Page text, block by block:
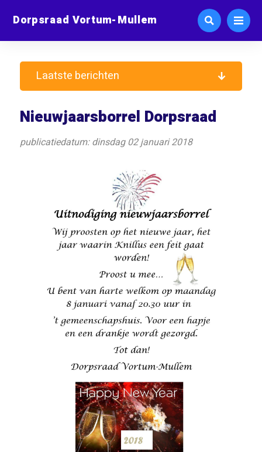
Dorpsraad Vortum-Mullem
Nieuwjaarsborrel Dorpsraad
publicatiedatum: dinsdag 02 januari 2018
Laatste berichten